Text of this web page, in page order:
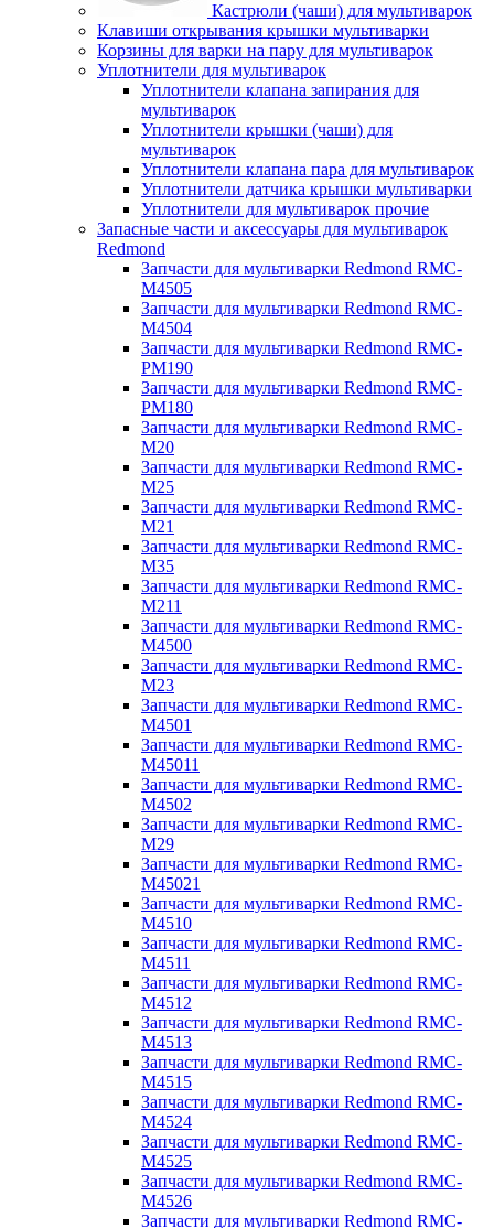
Кастрюли (чаши) для мультиварок
Клавиши открывания крышки мультиварки
Корзины для варки на пару для мультиварок
Уплотнители для мультиварок
Уплотнители клапана запирания для
мультиварок
Уплотнители крышки (чаши) для
мультиварок
Уплотнители клапана пара для мультиварок
Уплотнители датчика крышки мультиварки
Уплотнители для мультиварок прочие
Запасные части и аксессуары для мультиварок
Redmond
Запчасти для мультиварки Redmond RMC-
M4505
Запчасти для мультиварки Redmond RMC-
M4504
Запчасти для мультиварки Redmond RMC-
PM190
Запчасти для мультиварки Redmond RMC-
PM180
Запчасти для мультиварки Redmond RMC-
M20
Запчасти для мультиварки Redmond RMC-
M25
Запчасти для мультиварки Redmond RMC-
M21
Запчасти для мультиварки Redmond RMC-
M35
Запчасти для мультиварки Redmond RMC-
M211
Запчасти для мультиварки Redmond RMC-
M4500
Запчасти для мультиварки Redmond RMC-
M23
Запчасти для мультиварки Redmond RMC-
M4501
Запчасти для мультиварки Redmond RMC-
M45011
Запчасти для мультиварки Redmond RMC-
M4502
Запчасти для мультиварки Redmond RMC-
M29
Запчасти для мультиварки Redmond RMC-
M45021
Запчасти для мультиварки Redmond RMC-
M4510
Запчасти для мультиварки Redmond RMC-
M4511
Запчасти для мультиварки Redmond RMC-
M4512
Запчасти для мультиварки Redmond RMC-
M4513
Запчасти для мультиварки Redmond RMC-
M4515
Запчасти для мультиварки Redmond RMC-
M4524
Запчасти для мультиварки Redmond RMC-
M4525
Запчасти для мультиварки Redmond RMC-
M4526
Запчасти для мультиварки Redmond RMC-